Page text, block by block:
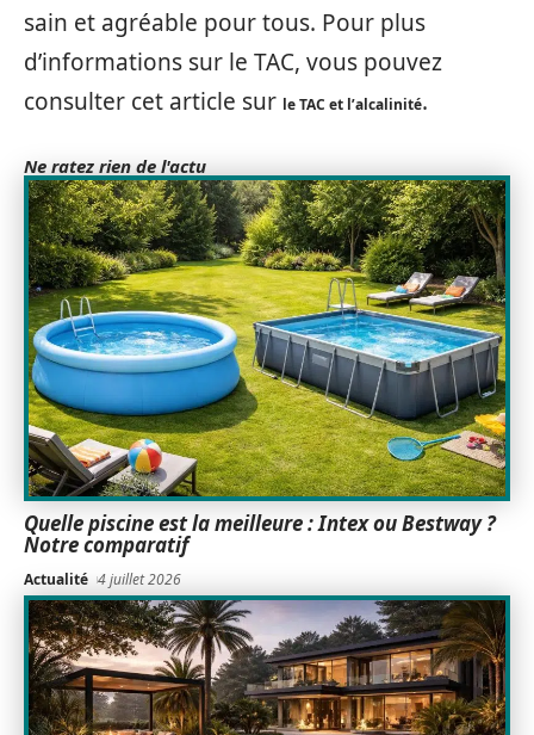
sain et agréable pour tous. Pour plus
d’informations sur le TAC, vous pouvez
consulter cet article sur le TAC et l’alcalinité.
Ne ratez rien de l'actu
Quelle piscine est la meilleure : Intex ou Bestway ?
Notre comparatif
Actualité 4 juillet 2026